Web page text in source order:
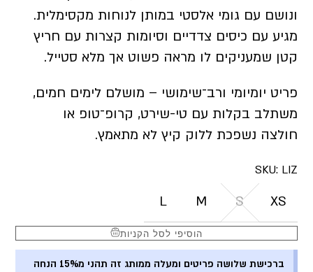
ונושם עם גומי אלסטי במותן לנוחות מקסימלית.
מגיע עם כיסים צדדיים וסיומות קצרות עם חריץ
קטן שמעניקים לו מראה פשוט אך מלא סטייל.
פריט יומיומי ורב־שימושי – מושלם לימים חמים,
משתלב בקלות עם טי-שירט, קרופ־טופ או
חולצה נשפכת ללוק קיץ לא מתאמץ.
SKU: LIZ
XS
S
M
L
הוסיפי לסל הקניות
ברכישת שלושה פריטים ומעלה ממותג זה תהני מ15% הנחה